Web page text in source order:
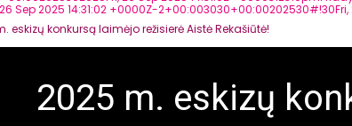
Sep 2025 14:31:02 +0000Z-
eskizų konkursą laimėjo režisierė Aistė Rekašiūtė!
2025 m. eskizų